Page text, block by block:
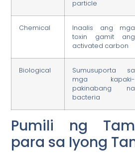
particle
Chemical
Inaalis ang mga
toxin gamit ang
activated carbon
Biological
Sumusuporta sa
mga kapaki-
pakinabang na
bacteria
Pumili ng
para sa Iyong